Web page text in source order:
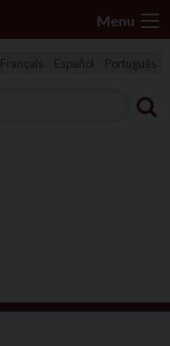
Menu
Français Español Português